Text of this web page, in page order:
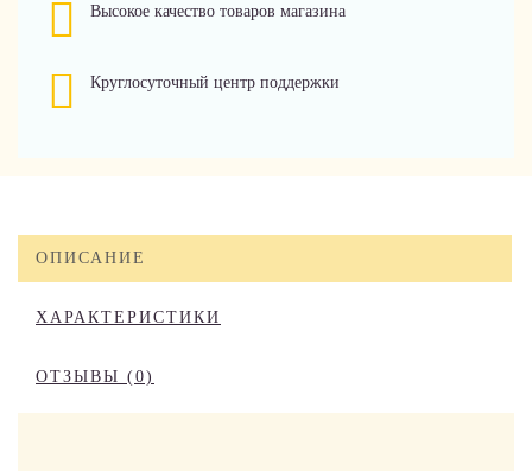
Высокое качество товаров магазина
Круглосуточный центр поддержки
ОПИСАНИЕ
ХАРАКТЕРИСТИКИ
ОТЗЫВЫ (0)